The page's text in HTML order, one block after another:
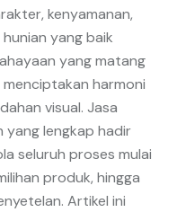
kenyamanan,
yang baik
yang matang
harmoni
visual. Jasa
lengkap hadir
seluruh proses mulai
produk, hingga
Artikel ini